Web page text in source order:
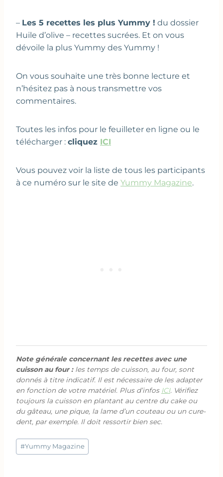
– Les 5 recettes les plus Yummy ! du dossier
Huile d’olive – recettes sucrées. Et on vous
dévoile la plus Yummy des Yummy !
On vous souhaite une très bonne lecture et
n’hésitez pas à nous transmettre vos
commentaires.
Toutes les infos pour le feuilleter en ligne ou le
télécharger : cliquez ICI
Vous pouvez voir la liste de tous les participants
à ce numéro sur le site de Yummy Magazine.
Note générale concernant les recettes avec une
cuisson au four :les temps de cuisson, au four, sont
donnés à titre indicatif. Il est nécessaire de les adapter
en fonction de votre matériel. Plus d’infos ICI. Vérifiez
toujours la cuisson en plantant au centre du cake ou
du gâteau, une pique, la lame d’un couteau ou un cure-
dent, par exemple. Il doit ressortir bien sec.
Étiquettes
de
#Yummy Magazine